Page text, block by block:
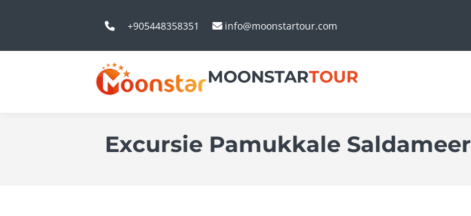
+905448358351 info@moonstartour.com
MOONSTARTOUR
Excursie Pamukkale Saldameer